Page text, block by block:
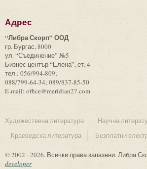
Адрес
“Либра Скорп” ООД
гр. Бургас, 8000
ул. “Съединение” №5
Бизнес център “Елена”, ет. 4
тел.: 056/994-809;
088/799-64-34; 089/837-85-50
E-mail: office@meridian27.com
Художествена литература
Научна
Краеведска литература
Безплатни
© 2002 - 2026. Всички права запазени. Либра
developer